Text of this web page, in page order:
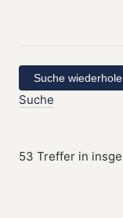
Suche
53 Treffer in